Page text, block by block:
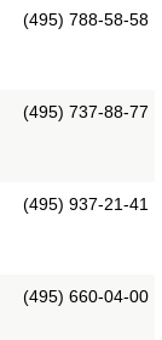
(495) 788-58-58
(495) 737-88-77
(495) 937-21-41
(495) 660-04-00